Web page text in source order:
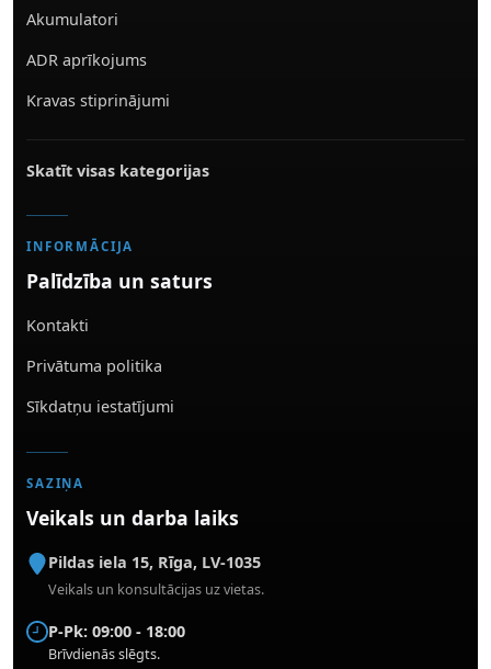
Akumulatori
ADR aprīkojums
Kravas stiprinājumi
Skatīt visas kategorijas
INFORMĀCIJA
Palīdzība un saturs
Kontakti
Privātuma politika
Sīkdatņu iestatījumi
SAZIŅA
Veikals un darba laiks
Pildas iela 15, Rīga, LV-1035
Veikals un konsultācijas uz vietas.
P-Pk: 09:00 - 18:00
Brīvdienās slēgts.